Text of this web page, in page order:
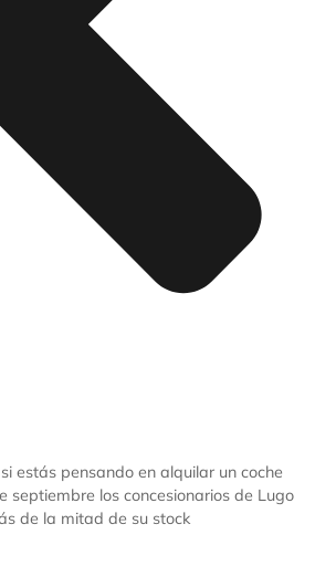
estás pensando en alquilar un coche
septiembre los concesionarios de Lugo
de la mitad de su stock